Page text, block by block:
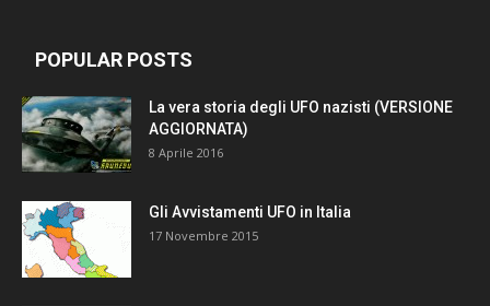
POPULAR POSTS
La vera storia degli UFO nazisti (VERSIONE
AGGIORNATA)
8 Aprile 2016
Gli Avvistamenti UFO in Italia
17 Novembre 2015